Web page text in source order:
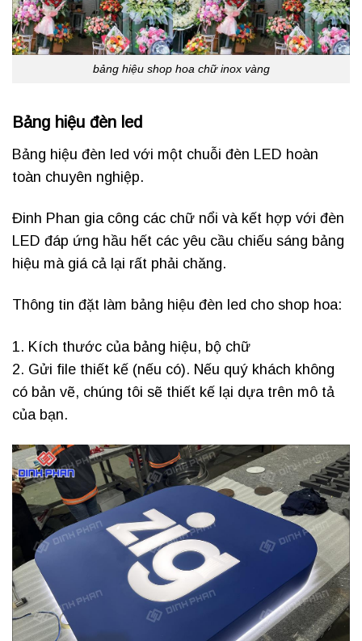
bảng hiệu shop hoa chữ inox vàng
Bảng hiệu đèn led
Bảng hiệu đèn led với một chuỗi đèn LED hoàn
toàn chuyên nghiệp.
Đinh Phan gia công các chữ nổi và kết hợp với đèn
LED đáp ứng hầu hết các yêu cầu chiếu sáng bảng
hiệu mà giá cả lại rất phải chăng.
Thông tin đặt làm bảng hiệu đèn led cho shop hoa:
1. Kích thước của bảng hiệu, bộ chữ
2. Gửi file thiết kế (nếu có). Nếu quý khách không
có bản vẽ, chúng tôi sẽ thiết kế lại dựa trên mô tả
của bạn.